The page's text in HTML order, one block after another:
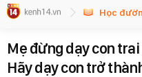
Học
Mẹ đừng dạy con
Hãy dạy con trở